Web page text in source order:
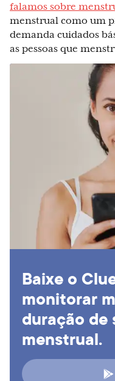
falamos sobre
menstrual como um
demanda cuidados
as pessoas que
Baixe o
monitorar
duração de
menstrual.